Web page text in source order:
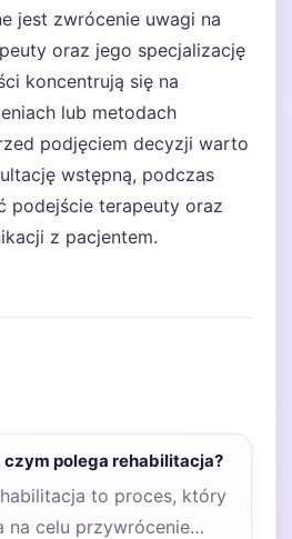
jest zwrócenie uwagi na
oraz jego specjalizację
koncentrują się na
lub metodach
podjęciem decyzji warto
wstępną, podczas
podejście terapeuty oraz
z pacjentem.
czym polega rehabilitacja?
to proces, który
na celu przywrócenie